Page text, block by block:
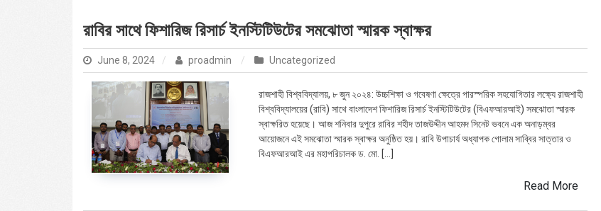
রাবির সাথে ফিশারিজ রিসার্চ ইনস্টিটিউটের সমঝোতা স্মারক স্বাক্ষর
June 8, 2024 proadmin Uncategorized
রাজশাহী বিশ্ববিদ্যালয়, ৮ জুন ২০২৪: উচ্চশিক্ষা ও গবেষণা ক্ষেত্রে পারস্পরিক সহযোগিতার লক্ষ্যে রাজশাহী
বিশ্ববিদ্যালয়ের (রাবি) সাথে বাংলাদেশ ফিশারিজ রিসার্চ ইনস্টিটিউটের (বিএফআরআই) সমঝোতা স্মারক
স্বাক্ষরিত হয়েছে। আজ শনিবার দুপুরে রাবির শহীদ তাজউদ্দীন আহমদ সিনেট ভবনে এক অনাড়ম্বর
আয়োজনে এই সমঝোতা স্মারক স্বাক্ষর অনুষ্ঠিত হয়। রাবি উপাচার্য অধ্যাপক গোলাম সাব্বির সাত্তার ও
বিএফআরআই এর মহাপরিচালক ড. মো. […]
Read More